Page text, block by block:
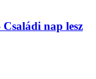
nap lesz